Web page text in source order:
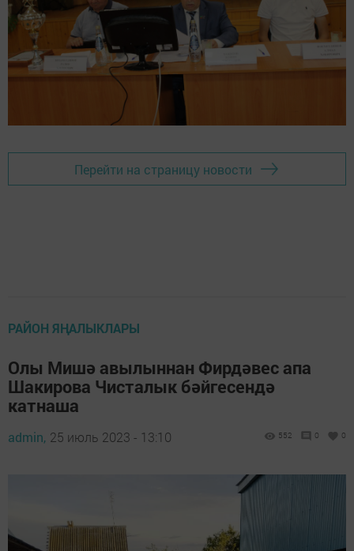
Перейти на страницу новости
РАЙОН ЯҢАЛЫКЛАРЫ
Олы Мишә авылыннан Фирдәвес апа
Шакирова Чисталык бәйгесендә
катнаша
admin, 25 июль 2023 - 13:10 552 0 0